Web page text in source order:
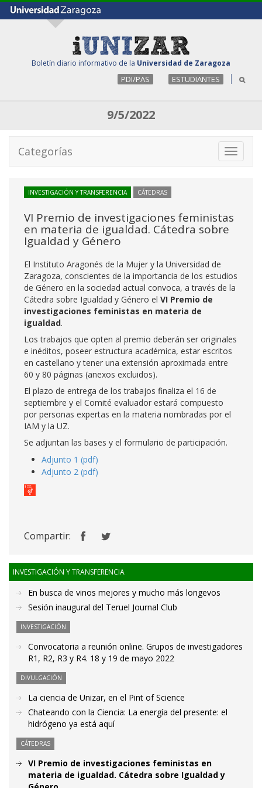
Boletín diario informativo de la Universidad de Zaragoza
PDI/PAS ESTUDIANTES
9/5/2022
Toggle
Categorías
INVESTIGACIÓN Y TRANSFERENCIA CÁTEDRAS
VI Premio de investigaciones feministas
en materia de igualdad. Cátedra sobre
Igualdad y Género
El Instituto Aragonés de la Mujer y la Universidad de
Zaragoza, conscientes de la importancia de los estudios
de Género en la sociedad actual convoca, a través de la
Cátedra sobre Igualdad y Género el VI Premio de
investigaciones feministas en materia de
igualdad.
Los trabajos que opten al premio deberán ser originales
e inéditos, poseer estructura académica, estar escritos
en castellano y tener una extensión aproximada entre
60 y 80 páginas (anexos excluidos).
El plazo de entrega de los trabajos finaliza el 16 de
septiembre y el Comité evaluador estará compuesto
por personas expertas en la materia nombradas por el
IAM y la UZ.
Se adjuntan las bases y el formulario de participación.
Adjunto 1 (pdf)
Adjunto 2 (pdf)
Compartir:
INVESTIGACIÓN Y TRANSFERENCIA
En busca de vinos mejores y mucho más longevos
Sesión inaugural del Teruel Journal Club
INVESTIGACIÓN
Convocatoria a reunión online. Grupos de investigadores
R1, R2, R3 y R4. 18 y 19 de mayo 2022
DIVULGACIÓN
La ciencia de Unizar, en el Pint of Science
Chateando con la Ciencia: La energía del presente: el
hidrógeno ya está aquí
CÁTEDRAS
VI Premio de investigaciones feministas en
materia de igualdad. Cátedra sobre Igualdad y